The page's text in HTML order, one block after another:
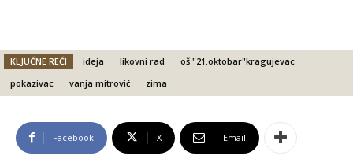
KLJUČNE REČI ideja likovni rad
oš "21.oktobar"kragujevac
pokazivac
vanja mitrović zima
Facebook X Email